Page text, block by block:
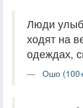
Люди
ходят на
одеждах,
Ошо